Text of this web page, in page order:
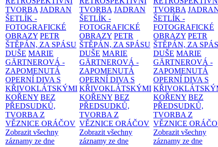
TVORBA JADRAN
ŠETLÍK -
FOTOGRAFICKÉ
OBRAZY PETR
ŠTĚPÁN, ZA SPÁSU
DUŠE MARIE
GÄRTNEROVÁ -
ZAPOMENUTÁ
OPERNÍ DIVA S
KŘIVOKLÁTSKÝMI
KOŘENY BEZ
PŘEDSUDKŮ,
TVORBA Z
VĚZNICE ORÁČOV
Zobrazit všechny
záznamy ze dne
TVORBA JADRAN
ŠETLÍK -
FOTOGRAFICKÉ
OBRAZY PETR
ŠTĚPÁN, ZA SPÁSU
DUŠE MARIE
GÄRTNEROVÁ -
ZAPOMENUTÁ
OPERNÍ DIVA S
KŘIVOKLÁTSKÝMI
KOŘENY BEZ
PŘEDSUDKŮ,
TVORBA Z
VĚZNICE ORÁČOV
Zobrazit všechny
záznamy ze dne
TVORBA
ŠETLÍK -
FOTOGRAFICKÉ
OBRAZY PETR
ŠTĚPÁN, ZA
DUŠE MARIE
GÄRTNEROVÁ -
ZAPOMENUTÁ
OPERNÍ DIVA S
KOŘENY BEZ
PŘEDSUDKŮ,
TVORBA Z
VĚZNICE
Zobrazit všechny
záznamy ze dne